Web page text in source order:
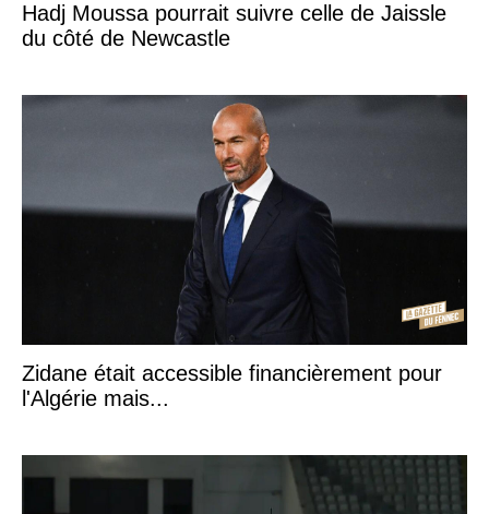
Hadj Moussa pourrait suivre celle de Jaissle
du côté de Newcastle
Zidane était accessible financièrement pour
l'Algérie mais...